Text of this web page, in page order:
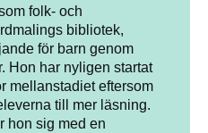
folk- och
bibliotek,
för barn genom
Hon har nyligen startat
mellanstadiet eftersom
till mer läsning.
hon sig med en